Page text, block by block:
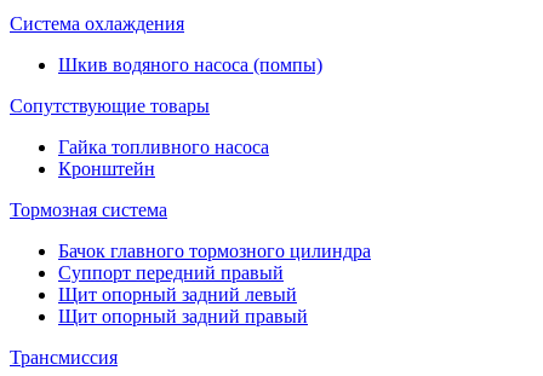
Система охлаждения
Шкив водяного насоса (помпы)
Сопутствующие товары
Гайка топливного насоса
Кронштейн
Тормозная система
Бачок главного тормозного цилиндра
Суппорт передний правый
Щит опорный задний левый
Щит опорный задний правый
Трансмиссия